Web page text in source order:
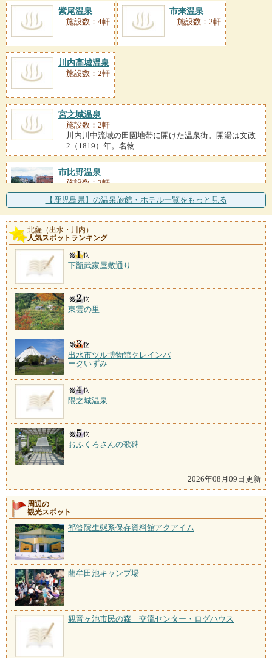
紫尾温泉
施設数：4軒
市来温泉
施設数：2軒
川内高城温泉
施設数：2軒
宮之城温泉
施設数：2軒
川内川中流域の田園地帯に開けた温泉街。開湯は文政
2（1819）年。名物
市比野温泉
施設数：2軒
開湯は寛文2（1662）年、薩摩藩主島津光久が「天下
の名湯」との御墨つ
【鹿児島県】の温泉旅館・ホテル一覧をもっと見る
北薩（出水・川内）
人気スポットランキング
下甑武家屋敷通り
東雲の里
出水市ツル博物館クレインパ
ークいずみ
隈之城温泉
おふくろさんの歌碑
2026年08月09日更新
周辺の
観光スポット
祁答院生態系保存資料館アクアイム
藺牟田池キャンプ場
観音ヶ池市民の森 交流センター・ログハウス